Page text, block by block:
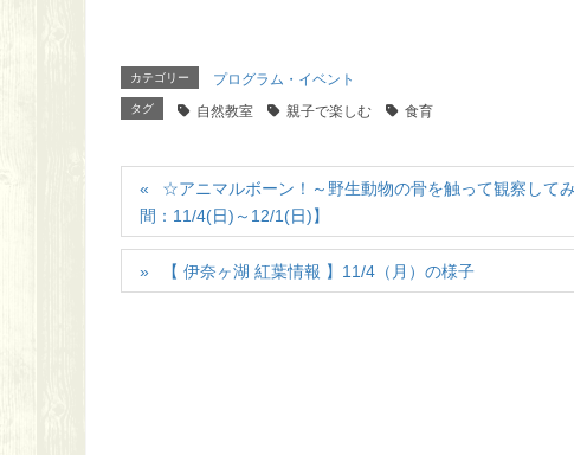
カテゴリー プログラム・イベント
タグ 自然教室 親子で楽しむ 食育
☆アニマルボーン！～野生動物の骨を触って観察し
間：11/4(日)～12/1(日)】
【 伊奈ヶ湖 紅葉情報 】11/4（月）の様子